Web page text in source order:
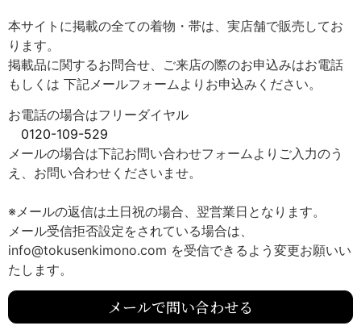
本サイトに掲載の全ての着物・帯は、実店舗で販売してお
ります。
掲載品に関するお問合せ、ご来店の際のお申込みはお電話
もしくは 下記メールフォームよりお申込みください。
お電話の場合はフリーダイヤル
0120-109-529
メールの場合は下記お問い合わせフォームよりご入力のう
え、お問い合わせくださいませ。
※メールの返信は土日祝の場合、翌営業日となります。
メール受信拒否設定をされている場合は、
info@tokusenkimono.com を受信できるよう変更お願いい
たします。
メールで問い合わせる